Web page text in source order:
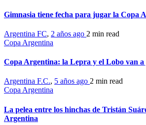
Gimnasia tiene fecha para jugar la Copa
Argentina FC, 2 años ago 2 min read
Copa Argentina
Copa Argentina: la Lepra y el Lobo van a
Argentina F.C., 5 años ago 2 min read
Copa Argentina
La pelea entre los hinchas de Tristán
Argentina